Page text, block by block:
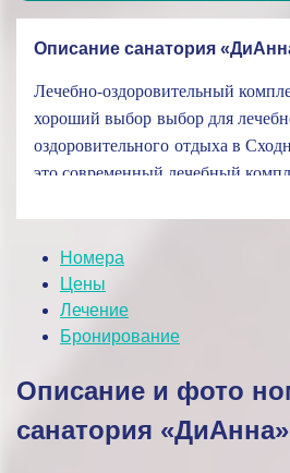
Описание санатория
Лечебно-оздоровительный
хороший выбор выбор для
оздоровительного отдыха в
это современный лечебный
выбор медицинских и прочих
состоит из нескольких корпусов,
прекрасные одно- и
категорий. Все номера оснащены
передовым европейским
экстерьеры и окружающие
обставлены комфортной мебелью
процедурные кабинеты оснащены
Номера
Цены
Лечение
Бронирование
Описание и фото
санатория «ДиАнна»